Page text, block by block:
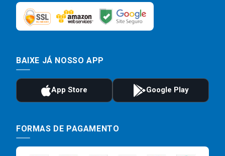
BAIXE JÁ NOSSO APP
FORMAS DE PAGAMENTO